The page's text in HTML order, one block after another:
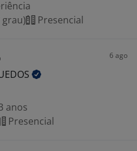
grau)
Presencial
6 ago
anos
Presencial